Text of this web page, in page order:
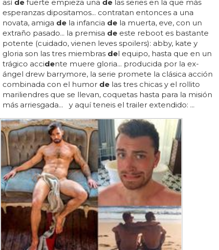
así de fuerte empieza una de las series en la que más
esperanzas dipositamos... contratan entonces a una
novata, amiga de la infancia de la muerta, eve, con un
extraño pasado... la premisa de este reboot es bastante
potente (cuidado, vienen leves spoilers): abby, kate y
gloria son las tres miembras del equipo, hasta que en un
trágico accidente muere gloria... producida por la ex-
ángel drew barrymore, la serie promete la clásica acción
combinada con el humor de las tres chicas y el rollito
mariliendres que se llevan, coquetas hasta para la misión
más arriesgada... y aquí teneis el trailer extendido: ...